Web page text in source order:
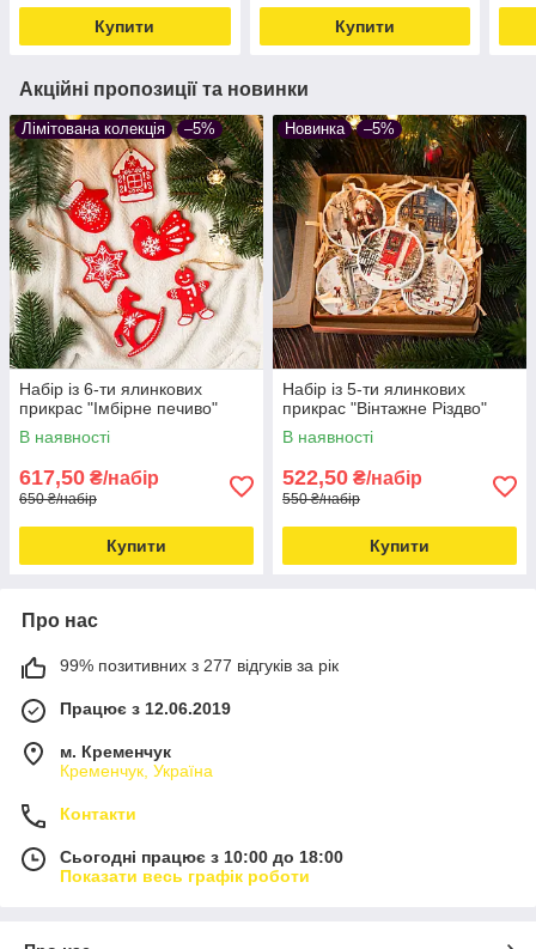
Купити Купити
Акційні пропозиції та новинки
Лімітована колекція –5%
Набір із 6-ти ялинкових
прикрас "Імбірне печиво"
В наявності
617,50 ₴/набір
650 ₴/набір
Купити
Новинка –5%
Набір із 5-ти ялинкових
прикрас "Вінтажне Різдво"
В наявності
522,50 ₴/набір
550 ₴/набір
Купити
Про нас
99% позитивних з 277 відгуків за рік
Працює з 12.06.2019
м. Кременчук
Кременчук, Україна
Контакти
Сьогодні працює з 10:00 до 18:00
Показати весь графік роботи